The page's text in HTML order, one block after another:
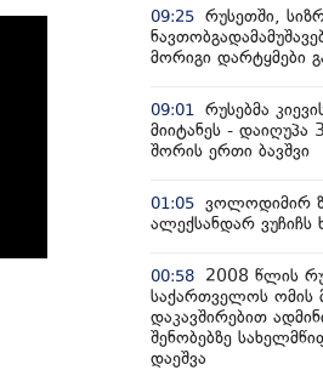
09:25 რუსეთში,
მორიგი დარტყმები
09:01
რუსებმა
მიიტანეს - დაიღუპა
შორის ერთი ბავშვი
01:05 ვოლოდიმირ
ალექსანდარ ვუჩიჩს
00:58
2008 წლის
საქართველოს ომის
დაკავშირებით
შენობებზე
დაეშვა